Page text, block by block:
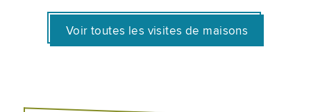
Voir toutes les visites de maisons